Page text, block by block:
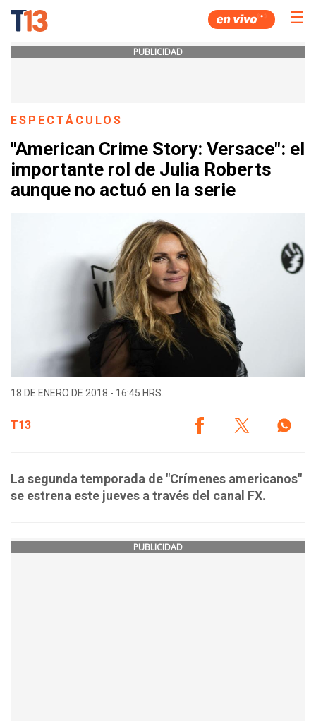
☰
PUBLICIDAD
ESPECTÁCULOS
"American Crime Story: Versace": el
importante rol de Julia Roberts
aunque no actuó en la serie
18 DE ENERO DE 2018 - 16:45 HRS.
T13
La segunda temporada de "Crímenes americanos"
se estrena este jueves a través del canal FX.
PUBLICIDAD